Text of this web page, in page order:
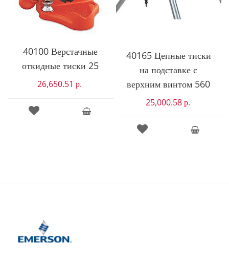
40100 Верстачные
откидные тиски 25
26,650.51р.
40165 Цепные тиски
на подставке с
верхним винтом 560
25,000.58р.